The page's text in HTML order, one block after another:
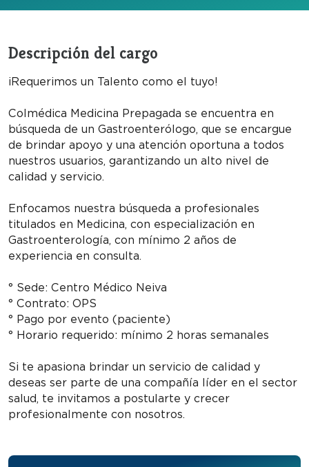
Descripción del cargo
¡Requerimos un Talento como el tuyo!
Colmédica Medicina Prepagada se encuentra en
búsqueda de un Gastroenterólogo, que se encargue
de brindar apoyo y una atención oportuna a todos
nuestros usuarios, garantizando un alto nivel de
calidad y servicio.
Enfocamos nuestra búsqueda a profesionales
titulados en Medicina, con especialización en
Gastroenterología, con mínimo 2 años de
experiencia en consulta.
° Sede: Centro Médico Neiva
° Contrato: OPS
° Pago por evento (paciente)
° Horario requerido: mínimo 2 horas semanales
Si te apasiona brindar un servicio de calidad y
deseas ser parte de una compañía líder en el sector
salud, te invitamos a postularte y crecer
profesionalmente con nosotros.